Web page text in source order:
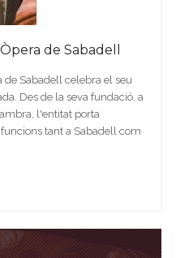
de Sabadell
de Sabadell celebra el seu
Des de la seva fundació, a
l'entitat porta
tant a Sabadell com